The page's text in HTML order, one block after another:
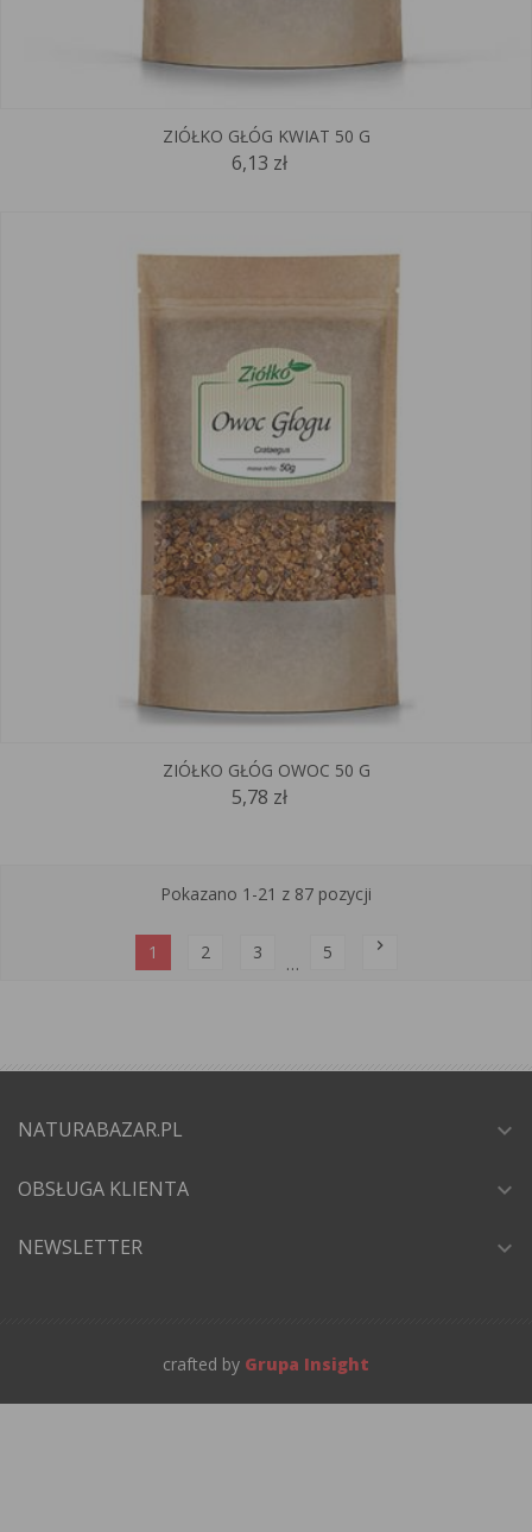
ZIÓŁKO GŁÓG KWIAT 50 G
6,13 zł
ZIÓŁKO GŁÓG OWOC 50 G
5,78 zł
Pokazano 1-21 z 87 pozycji
1 2 3
…
5 chevron_right
NATURABAZAR.PL expand_more
OBSŁUGA KLIENTA expand_more
NEWSLETTER expand_more
crafted by Grupa Insight